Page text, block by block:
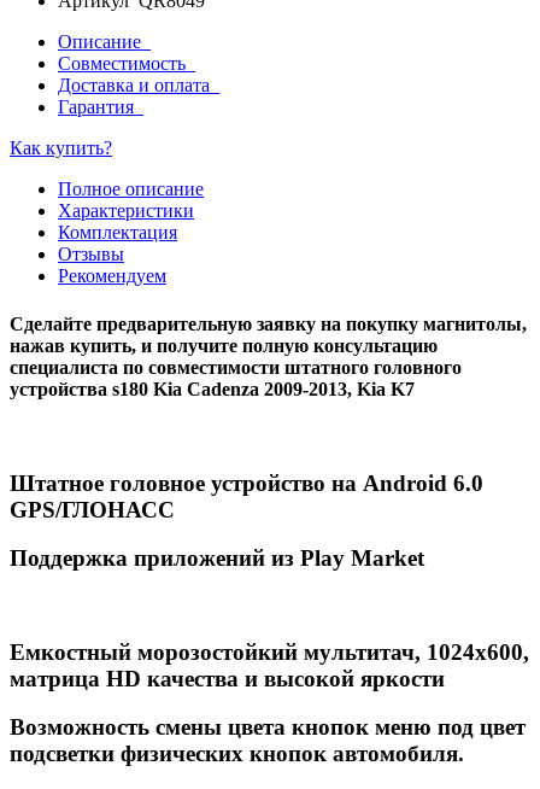
Описание
Совместимость
Доставка и оплата
Гарантия
Как купить?
Полное описание
Характеристики
Комплектация
Отзывы
Рекомендуем
Сделайте предварительную заявку на покупку магнитолы,
нажав купить, и получите полную консультацию
специалиста по совместимости штатного головного
устройства s180 Kia Cadenza 2009-2013, Kia K7
Штатное головное устройство на Android 6.0
GPS/ГЛОНАСС
Поддержка приложений из Play Market
Емкостный морозостойкий мультитач, 1024х600,
матрица HD качества и высокой яркости
Возможность смены цвета кнопок меню под цвет
подсветки физических кнопок автомобиля.